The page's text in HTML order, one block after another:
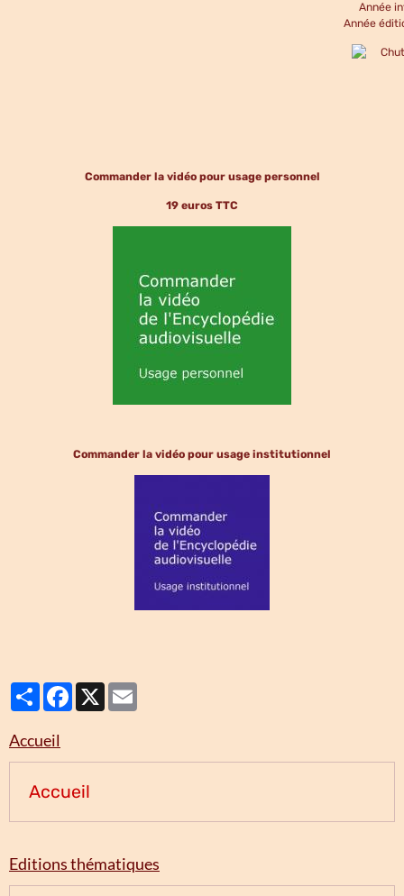
Année
Année
Commander la vidéo pour usage personnel
19 euros TTC
Commander la vidéo pour usage institutionnel
PartagerFacebook
Accueil
Accueil
Editions thématiques